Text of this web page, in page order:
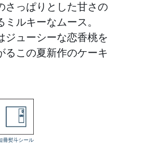
さっぱりとした甘さの
ルキーなムース。
ジューシーな恋香桃を
るこの夏新作のケーキ
冊熨斗シール